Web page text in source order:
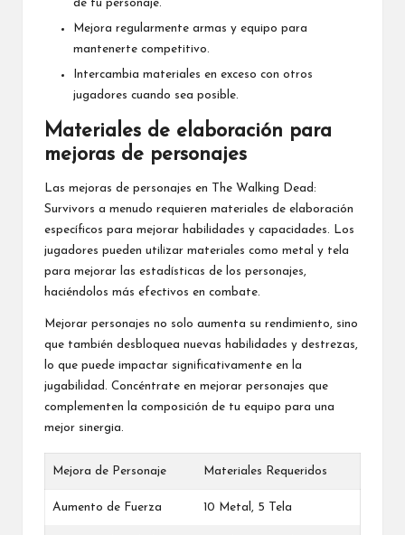
de tu personaje.
Mejora regularmente armas y equipo para
mantenerte competitivo.
Intercambia materiales en exceso con otros
jugadores cuando sea posible.
Materiales de elaboración para
mejoras de personajes
Las mejoras de personajes en The Walking Dead:
Survivors a menudo requieren materiales de elaboración
específicos para mejorar habilidades y capacidades. Los
jugadores pueden utilizar materiales como metal y tela
para mejorar las estadísticas de los personajes,
haciéndolos más efectivos en combate.
Mejorar personajes no solo aumenta su rendimiento, sino
que también desbloquea nuevas habilidades y destrezas,
lo que puede impactar significativamente en la
jugabilidad. Concéntrate en mejorar personajes que
complementen la composición de tu equipo para una
mejor sinergia.
Mejora de Personaje Materiales Requeridos
Aumento de Fuerza 10 Metal, 5 Tela